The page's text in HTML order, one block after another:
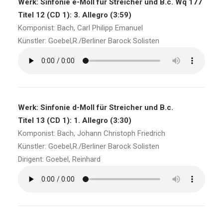
Werk: Sinfonie e-Moll für Streicher und B.c. Wq 177
Titel 12 (CD 1): 3. Allegro (3:59)
Komponist: Bach, Carl Philipp Emanuel
Künstler: Goebel,R./Berliner Barock Solisten
Werk: Sinfonie d-Moll für Streicher und B.c.
Titel 13 (CD 1): 1. Allegro (3:30)
Komponist: Bach, Johann Christoph Friedrich
Künstler: Goebel,R./Berliner Barock Solisten
Dirigent: Goebel, Reinhard